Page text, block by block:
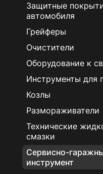
Защитные
автомобиля
Грейферы
Очистители
Оборудование к
Инструменты для
Козлы
Размораживатели
Технические
смазки
Сервисно-
инструмент